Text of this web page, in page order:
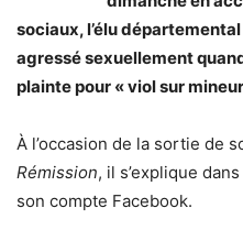
sociaux, l’élu
agressé sexuellement
plainte pour « viol sur
À l’occasion de la sortie de
Rémission, il s’explique
son compte Facebook.